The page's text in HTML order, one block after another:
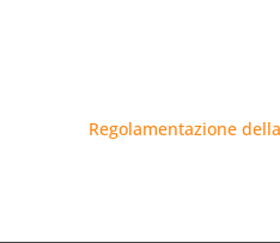
Regolamentazione